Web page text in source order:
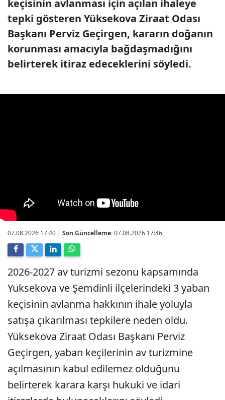
keçisinin avlanması için açılan ihaleye
tepki gösteren Yüksekova Ziraat Odası
Başkanı Perviz Geçirgen, kararın doğanın
korunması amacıyla bağdaşmadığını
belirterek itiraz edeceklerini söyledi.
07.08.2026 17:40 | Son Güncelleme:07.08.2026 17:46
2026-2027 av turizmi sezonu kapsamında
Yüksekova ve Şemdinli ilçelerindeki 3 yaban
keçisinin avlanma hakkının ihale yoluyla
satışa çıkarılması tepkilere neden oldu.
Yüksekova Ziraat Odası Başkanı Perviz
Geçirgen, yaban keçilerinin av turizmine
açılmasının kabul edilemez olduğunu
belirterek karara karşı hukuki ve idari